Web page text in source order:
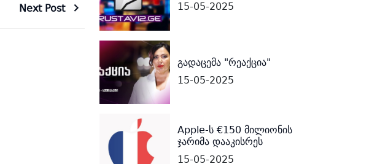
Next Post
15-05-2025
გადაცემა "რეაქცია"
15-05-2025
Apple-ს €150 მილიონის
ჯარიმა დააკისრეს
15-05-2025